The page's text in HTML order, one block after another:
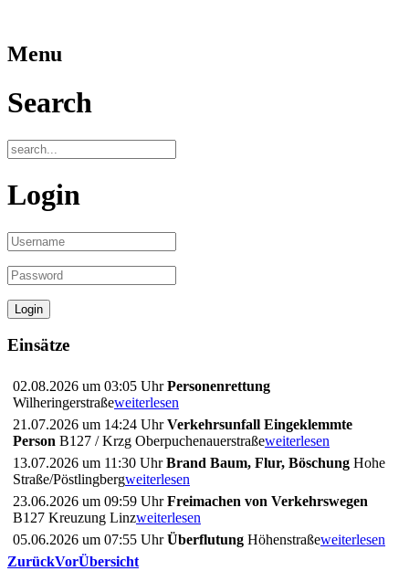
Menu
Search
Login
Einsätze
02.08.2026 um 03:05 UhrPersonenrettung
Wilheringerstraßeweiterlesen
21.07.2026 um 14:24 UhrVerkehrsunfall Eingeklemmte
Person B127 / Krzg Oberpuchenauerstraßeweiterlesen
13.07.2026 um 11:30 UhrBrand Baum, Flur, Böschung Hohe
Straße/Pöstlingbergweiterlesen
23.06.2026 um 09:59 UhrFreimachen von Verkehrswegen
B127 Kreuzung Linzweiterlesen
05.06.2026 um 07:55 UhrÜberflutung Höhenstraßeweiterlesen
ZurückVorÜbersicht